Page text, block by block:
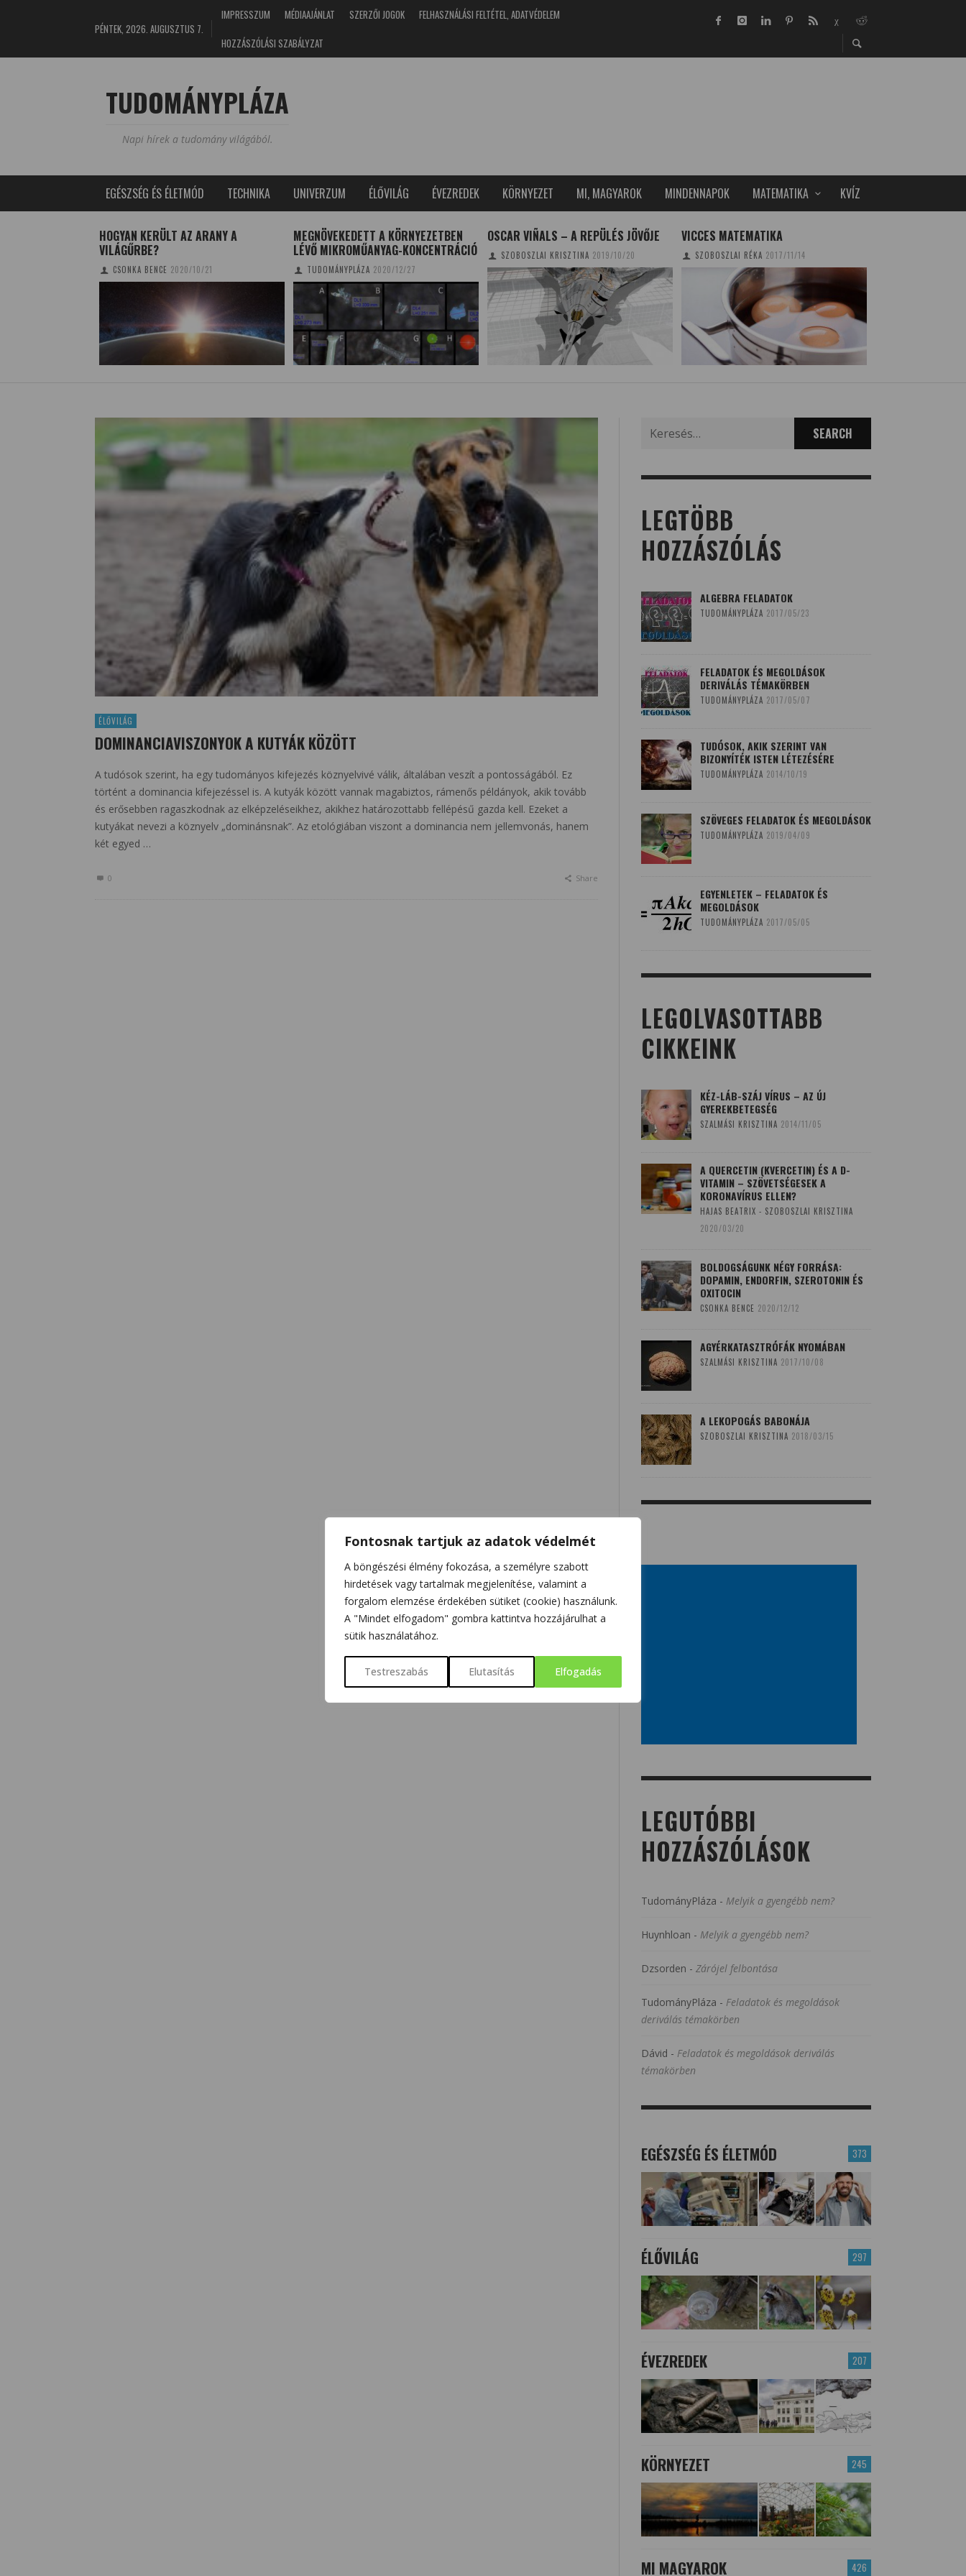
Fontosnak tartjuk az adatok védelmét
A böngészési élmény fokozása, a személyre szabott
hirdetések vagy tartalmak megjelenítése, valamint a
forgalom elemzése érdekében sütiket (cookie) használunk.
A "Mindet elfogadom" gombra kattintva hozzájárulhat a
sütik használatához.
Testreszabás Elutasítás Elfogadás
PÉNTEK, 2026. AUGUSZTUS 7.
IMPRESSZUM MÉDIAAJÁNLAT SZERZŐI JOGOK
FELHASZNÁLÁSI FELTÉTEL, ADATVÉDELEM
HOZZÁSZÓLÁSI SZABÁLYZAT
TUDOMÁNYPLÁZA
Napi hírek a tudomány világából.
EGÉSZSÉG ÉS ÉLETMÓD TECHNIKA UNIVERZUM ÉLŐVILÁG ÉVEZREDEK KÖRNYEZET MI, MAGYAROK MINDENNAPOK MATEMATIKA KVÍZ
HOGYAN KERÜLT AZ ARANY A
VILÁGŰRBE?
CSONKA BENCE 2020/10/21
MEGNÖVEKEDETT A KÖRNYEZETBEN
LÉVŐ MIKROMŰANYAG-KONCENTRÁCIÓ
TUDOMÁNYPLÁZA 2020/12/27
OSCAR VIÑALS – A REPÜLÉS JÖVŐJE
SZOBOSZLAI KRISZTINA 2019/10/20
VICCES MATEMATIKA
SZOBOSZLAI RÉKA 2017/11/14
ÉLŐVILÁG
DOMINANCIAVISZONYOK A KUTYÁK KÖZÖTT
A tudósok szerint, ha egy tudományos kifejezés köznyelvivé válik, általában veszít a pontosságából. Ez
történt a dominancia kifejezéssel is. A kutyák között vannak magabiztos, rámenős példányok, akik tovább
és erősebben ragaszkodnak az elképzeléseikhez, akikhez határozottabb fellépésű gazda kell. Ezeket a
kutyákat nevezi a köznyelv „dominánsnak”. Az etológiában viszont a dominancia nem jellemvonás, hanem
két egyed …
0 Share
for:
LEGTÖBB
HOZZÁSZÓLÁS
ALGEBRA FELADATOK
TUDOMÁNYPLÁZA 2017/05/23
FELADATOK ÉS MEGOLDÁSOK
DERIVÁLÁS TÉMAKÖRBEN
TUDOMÁNYPLÁZA 2017/05/07
TUDÓSOK, AKIK SZERINT VAN
BIZONYÍTÉK ISTEN LÉTEZÉSÉRE
TUDOMÁNYPLÁZA 2014/10/19
SZÖVEGES FELADATOK ÉS MEGOLDÁSOK
TUDOMÁNYPLÁZA 2019/04/09
EGYENLETEK – FELADATOK ÉS
MEGOLDÁSOK
TUDOMÁNYPLÁZA 2017/05/05
LEGOLVASOTTABB
CIKKEINK
KÉZ-LÁB-SZÁJ VÍRUS – AZ ÚJ
GYEREKBETEGSÉG
SZALMÁSI KRISZTINA 2014/11/05
A QUERCETIN (KVERCETIN) ÉS A D-
VITAMIN – SZÖVETSÉGESEK A
KORONAVÍRUS ELLEN?
HAJAS BEATRIX - SZOBOSZLAI KRISZTINA
2020/03/20
BOLDOGSÁGUNK NÉGY FORRÁSA:
DOPAMIN, ENDORFIN, SZEROTONIN ÉS
OXITOCIN
CSONKA BENCE 2020/12/12
AGYÉRKATASZTRÓFÁK NYOMÁBAN
SZALMÁSI KRISZTINA 2017/10/08
A LEKOPOGÁS BABONÁJA
SZOBOSZLAI KRISZTINA 2018/03/15
LEGUTÓBBI
HOZZÁSZÓLÁSOK
TudományPláza - Melyik a gyengébb nem?
Huynhloan - Melyik a gyengébb nem?
Dzsorden - Zárójel felbontása
TudományPláza - Feladatok és megoldások
deriválás témakörben
Dávid - Feladatok és megoldások deriválás
témakörben
373
EGÉSZSÉG ÉS ÉLETMÓD
297
ÉLŐVILÁG
207
ÉVEZREDEK
245
KÖRNYEZET
426
MI MAGYAROK